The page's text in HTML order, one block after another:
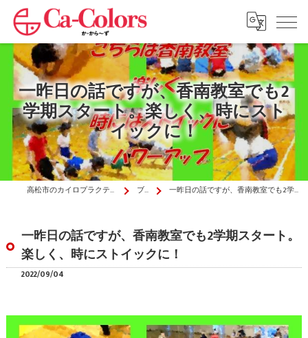
一昨日の話ですが、香南教室でも2
学期スタート。楽しく、時にスト
イックに！
高松市のカイロプラクティックはか・から～ず施術院 ブログ 一昨日の話ですが、香南教室でも2学期スタート。楽しく、時にストイックに！
一昨日の話ですが、香南教室でも2学期スタート。
楽しく、時にストイックに！
2022/09/04